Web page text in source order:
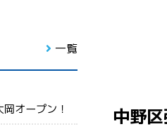
中野
一覧
オープン！